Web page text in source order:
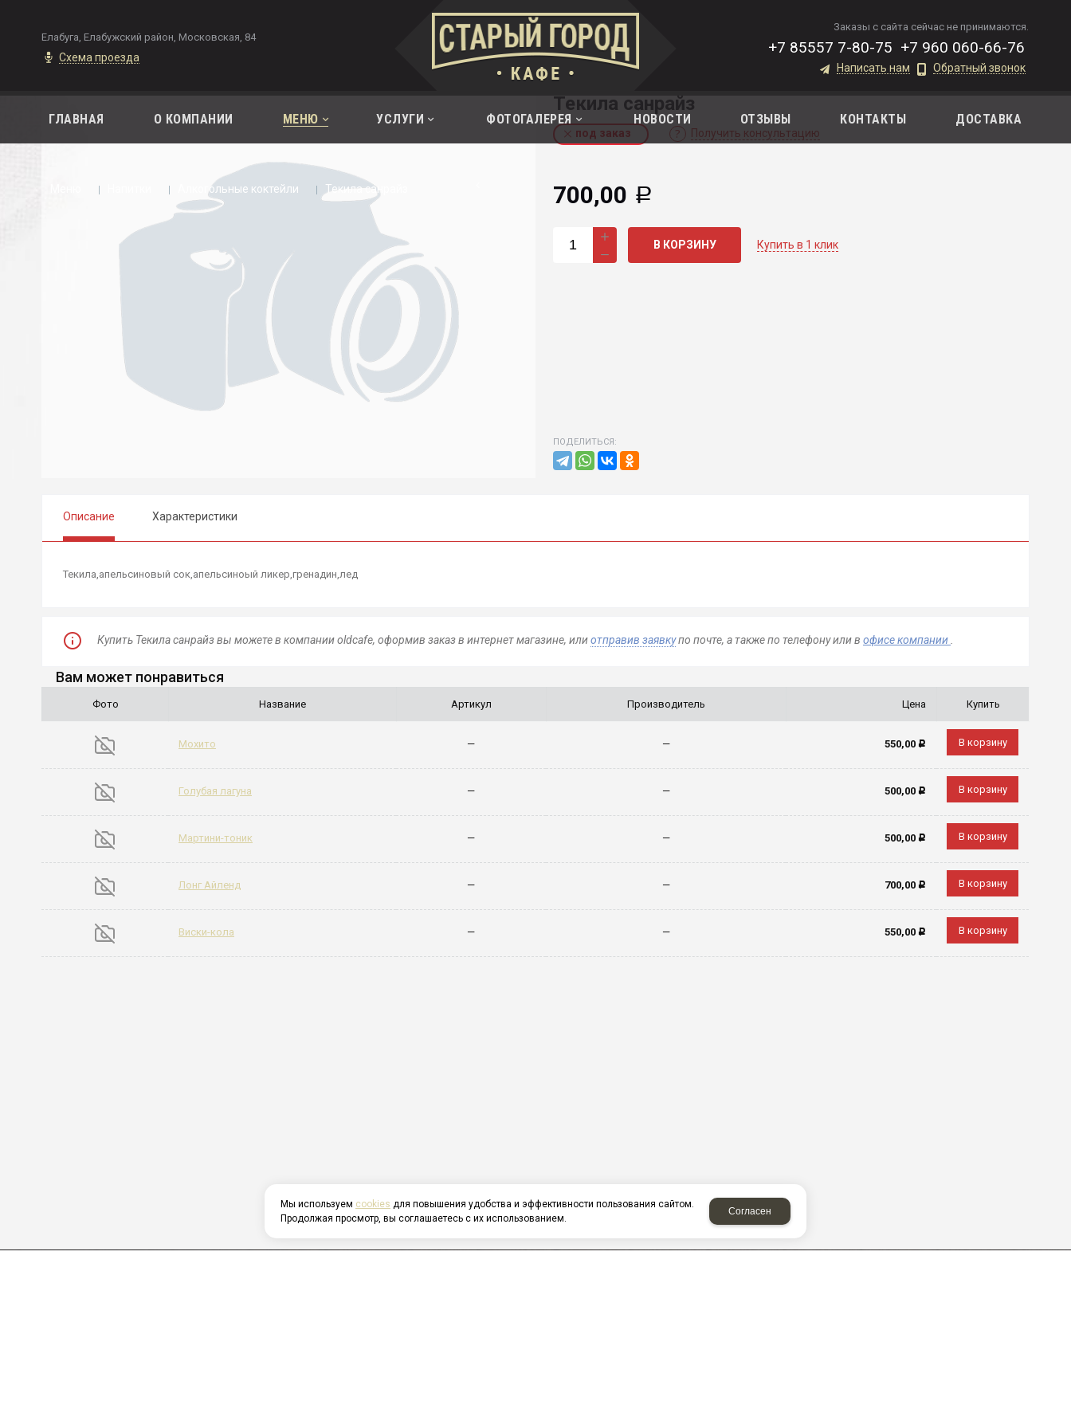
Елабуга, Елабужский район, Московская, 84
Схема проезда
Заказы с сайта сейчас не принимаются.
+7 85557 7-80-75 +7 960 060-66-76
Написать нам Обратный звонок
ГЛАВНАЯ О КОМПАНИИ МЕНЮ УСЛУГИ ФОТОГАЛЕРЕЯ НОВОСТИ ОТЗЫВЫ КОНТАКТЫ ДОСТАВКА
Алкогольные коктейли Текила санрайз
Текила санрайз
под заказ Получить консультацию
700,00 Р
В КОРЗИНУ Купить в 1 клик
ПОДЕЛИТЬСЯ:
Описание Характеристики
Текила,апельсиновый сок,апельсиноый ликер,гренадин,лед
Купить Текила санрайз вы можете в компании oldcafe, оформив заказ в интернет магазине, илиотправив заявкупо почте, а также по телефонуили в офисе компании
Вам может понравиться
Фото Название Артикул Производитель Цена Купить
Мохито — — 550,00 Р В корзину
Голубая лагуна — — 500,00 Р В корзину
Мартини-тоник — — 500,00 Р В корзину
Лонг Айленд — — 700,00 Р В корзину
Виски-кола — — 550,00 Р В корзину
Мы используем cookies для повышения удобства и эффективности пользования сайтом.
Продолжая просмотр, вы соглашаетесь с их использованием.
Согласен